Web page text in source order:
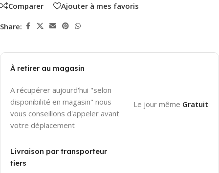
Comparer Ajouter à mes favoris
Share:
À retirer au magasin
A récupérer aujourd'hui "selon
disponibilité en magasin" nous
vous conseillons d'appeler avant
votre déplacement
Le jour même Gratuit
Livraison par transporteur
tiers